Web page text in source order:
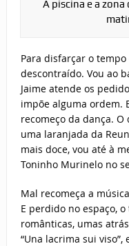
A piscina e a
Para disfarçar o
descontraído. Vou ao
Jaime atende os
impõe alguma ordem.
recomeço da dança.
uma laranjada da
mais doce, vou até à
Toninho Murinelo no
Mal recomeça a
E perdido no espaço,
românticas, umas
“Una lacrima sui